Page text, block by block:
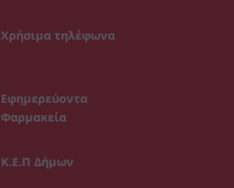
Χρήσιμα τηλέφωνα
Εφημερεύοντα
Φαρμακεία
Κ.Ε.Π Δήμων